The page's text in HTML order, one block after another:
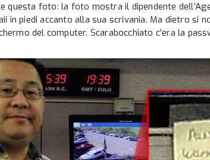
questa foto: la foto mostra il dipendente
in piedi accanto alla sua scrivania. Ma dietro si
del computer. Scarabocchiato c’era la